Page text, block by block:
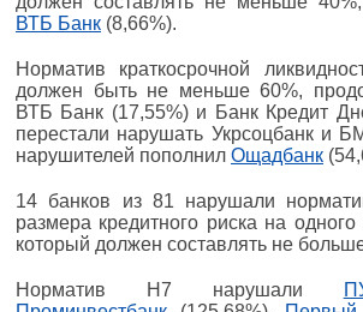
ВТБ Банк (8,66%).
Норматив краткосрочной
должен быть не меньше 60%,
ВТБ Банк (17,55%) и Банк Кредит
перестали нарушать Укрсоцбанк и
нарушителей пополнил Ощадбанк
14 банков из 81 нарушали
размера кредитного риска на одного
который должен составлять не
Норматив Н7 нарушали